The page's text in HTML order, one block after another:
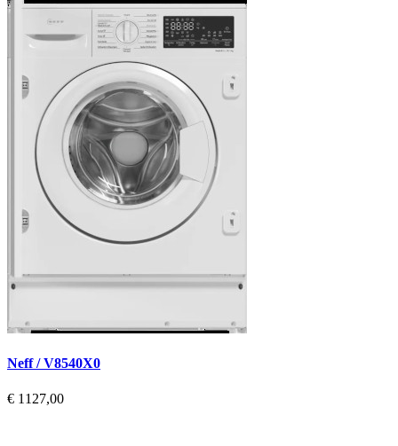
Neff / V8540X0
€ 1127,00